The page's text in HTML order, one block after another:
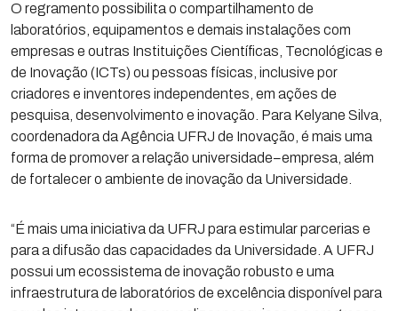
O regramento possibilita o compartilhamento de
laboratórios, equipamentos e demais instalações com
empresas e outras Instituições Científicas, Tecnológicas e
de Inovação (ICTs) ou pessoas físicas, inclusive por
criadores e inventores independentes, em ações de
pesquisa, desenvolvimento e inovação. Para Kelyane Silva,
coordenadora da Agência UFRJ de Inovação, é mais uma
forma de promover a relação universidade−empresa, além
de fortalecer o ambiente de inovação da Universidade.
“É mais uma iniciativa da UFRJ para estimular parcerias e
para a difusão das capacidades da Universidade. A UFRJ
possui um ecossistema de inovação robusto e uma
infraestrutura de laboratórios de excelência disponível para